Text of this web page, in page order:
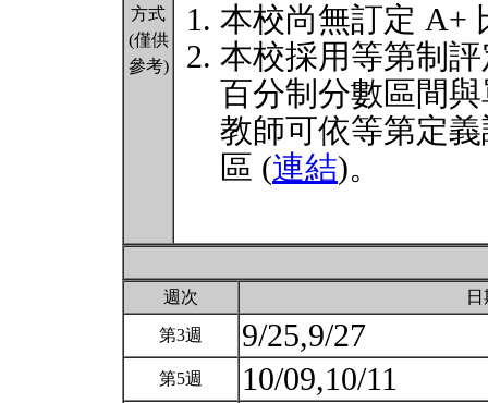
方式
(僅供
參考)
本校尚無訂定 A+
本校採用等第制
百分制分數區間
教師可依等第定
區 (連結)。
週次
第3週 9/25,9/27
第5週 10/09,10/11